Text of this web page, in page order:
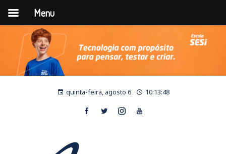
quinta-feira, agosto 6 10:13:49
Menu